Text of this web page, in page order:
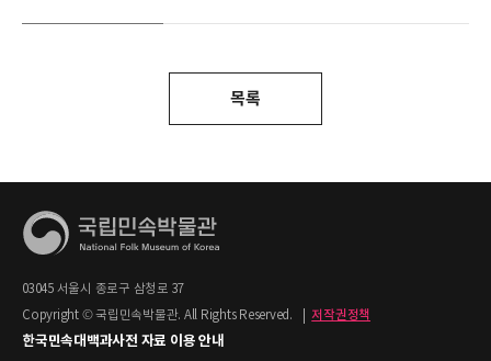
목록
03045 서울시 종로구 삼청로 37
Copyright © 국립민속박물관. All Rights Reserved.
저작권정책
한국민속대백과사전 자료 이용 안내